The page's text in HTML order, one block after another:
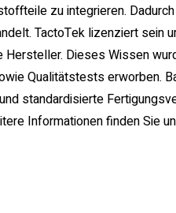
zu integrieren.
TactoTek lizenziert sein
Hersteller. Dieses Wissen
Qualitätstests erworben.
standardisierte
Informationen finden Sie